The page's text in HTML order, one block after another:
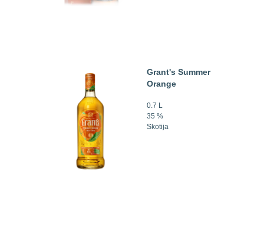
Grant's Summer
Orange
0.7 L
35 %
Skotija